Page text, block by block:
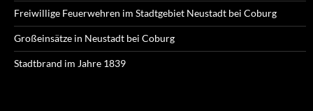
Freiwillige Feuerwehren im Stadtgebiet Neustadt bei Coburg
Großeinsätze in Neustadt bei Coburg
Stadtbrand im Jahre 1839